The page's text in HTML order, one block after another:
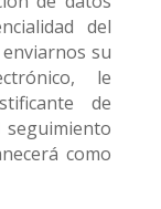
del
su
le
de
como